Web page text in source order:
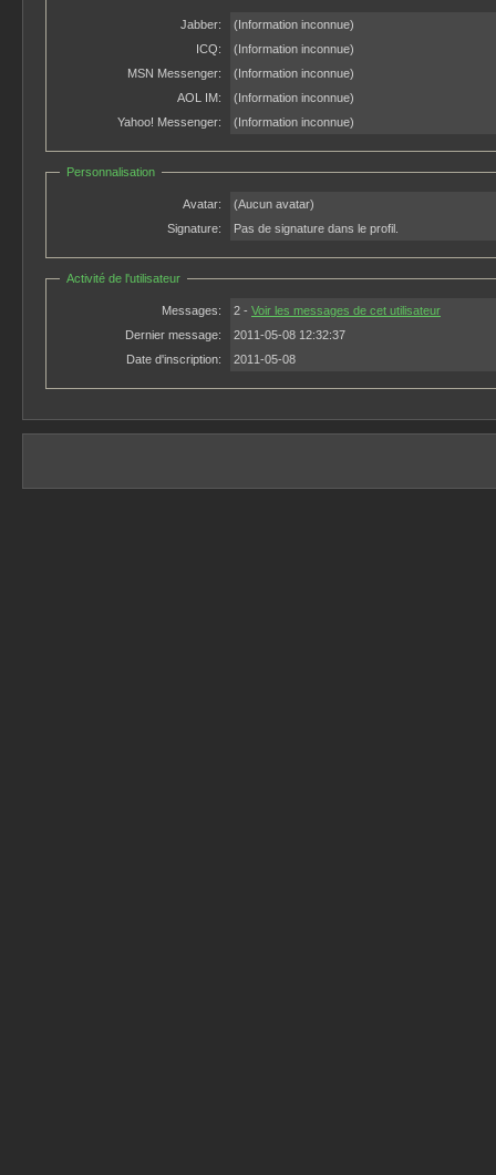
Jabber:
(Information inconnue)
ICQ:
(Information inconnue)
MSN Messenger:
(Information inconnue)
AOL IM:
(Information inconnue)
Yahoo! Messenger:
(Information inconnue)
Personnalisation
Avatar:
(Aucun avatar)
Signature:
Pas de signature dans le profil.
Activité de l'utilisateur
Messages: 2 - Voir les messages de cet utilisateur
Dernier message:
2011-05-08 12:32:37
Date d'inscription:
2011-05-08